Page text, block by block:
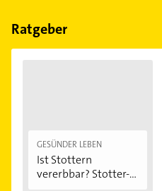
Physiotherapie.
Ratgeber
GESÜNDER LEBEN
Ist Stottern
vererbbar? Stotter-